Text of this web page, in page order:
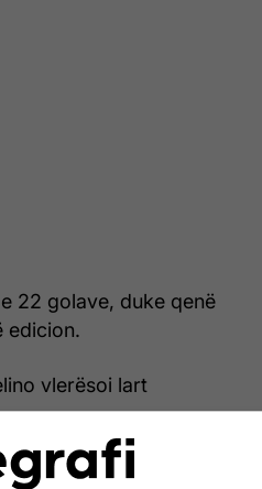
22 golave, duke qenë
edicion.
vlerësoi lart